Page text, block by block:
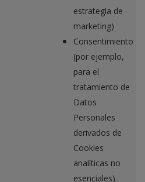
estrategia de
marketing)
Consentimiento
(por ejemplo,
para el
tratamiento de
Datos
Personales
derivados de
Cookies
analíticas no
esenciales).